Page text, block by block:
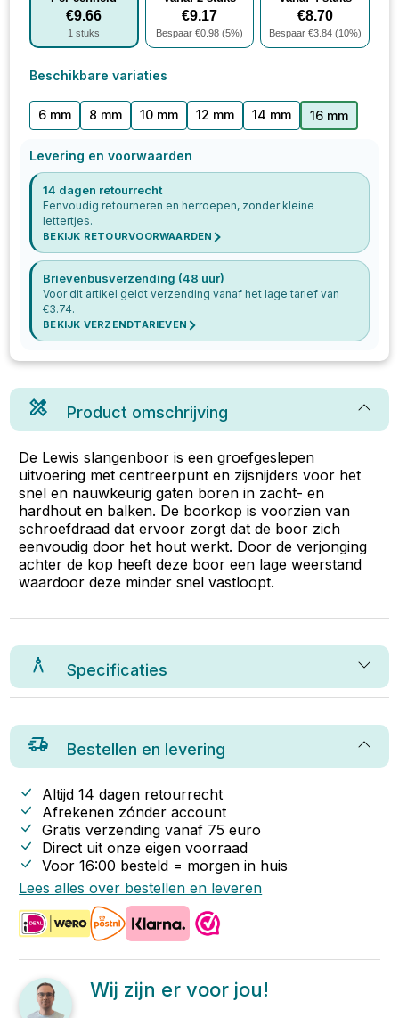
€9.66
1 stuks
€9.17
Bespaar €0.98 (5%)
€8.70
Bespaar €3.84(10%)
Beschikbare variaties
6 mm 8 mm 10 mm 12 mm 14 mm 16 mm
Levering en voorwaarden
14 dagen retourrecht
Eenvoudig retourneren en herroepen, zonder kleine
lettertjes.
BEKIJK RETOURVOORWAARDEN
Brievenbusverzending (48 uur)
Voor dit artikel geldt verzending vanaf het lage tarief van
€3.74.
BEKIJK VERZENDTARIEVEN
Product omschrijving
De Lewis slangenboor is een groefgeslepen
uitvoering met centreerpunt en zijsnijders voor het
snel en nauwkeurig gaten boren in zacht- en
hardhout en balken. De boorkop is voorzien van
schroefdraad dat ervoor zorgt dat de boor zich
eenvoudig door het hout werkt. Door de verjonging
achter de kop heeft deze boor een lage weerstand
waardoor deze minder snel vastloopt.
Specificaties
Bestellen en levering
Altijd 14 dagen retourrecht
Afrekenen zónder account
Gratis verzending vanaf 75 euro
Direct uit onze eigen voorraad
Voor 16:00 besteld = morgen in huis
Lees alles over bestellen en leveren
Wij zijn er voor jou!